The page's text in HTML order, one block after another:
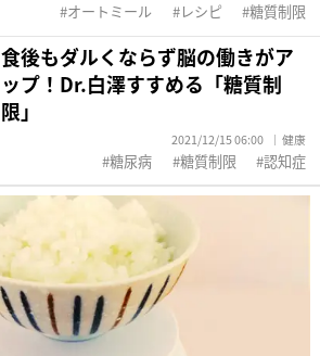
オートミール レシピ 糖質制限
食後もダルくならず脳の働きがア
ップ！Dr.白澤すすめる「糖質制
限」
2021/12/15 06:00 健康
糖尿病 糖質制限 認知症